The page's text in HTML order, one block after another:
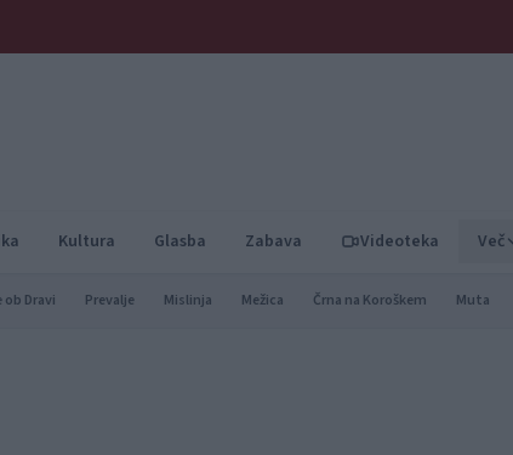
Kultura Glasba Zabava Videoteka Več
ob Dravi Prevalje Mislinja Mežica Črna na Koroškem Muta